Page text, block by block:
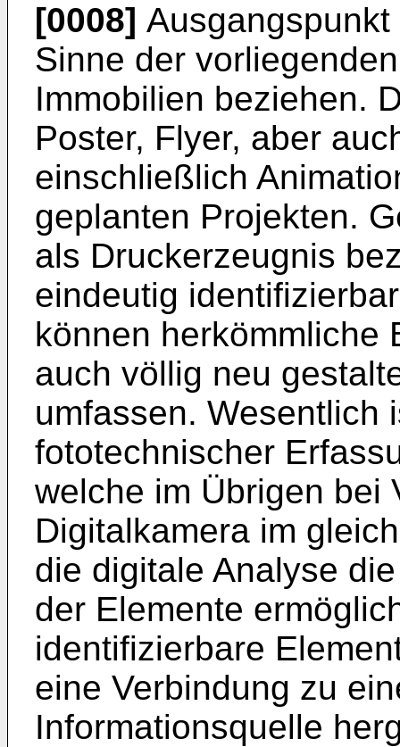
[0008]
Sinne der
Immobilien beziehen.
Poster, Flyer, aber
einschließlich
geplanten Projekten.
als Druckerzeugnis
eindeutig
können herkömmliche
auch völlig neu
umfassen. Wesentlich
fototechnischer
welche im Übrigen bei
Digitalkamera im
die digitale Analyse
der Elemente
identifizierbare
eine Verbindung zu
Informationsquelle